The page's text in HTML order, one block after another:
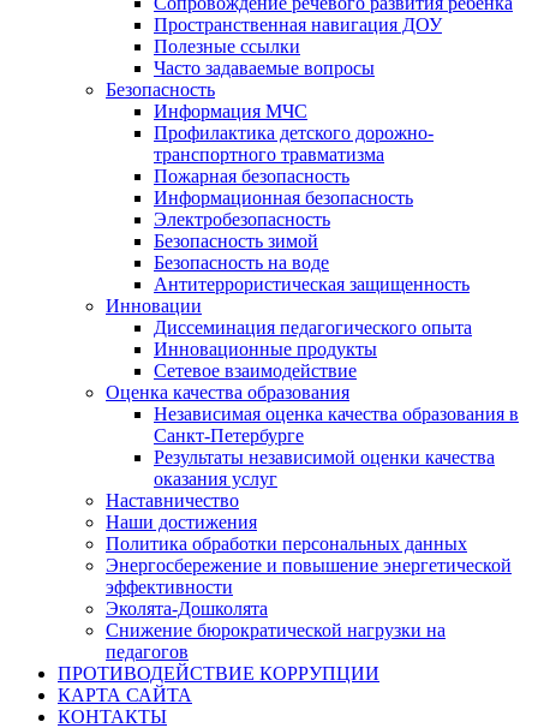
Пространственная навигация ДОУ
Полезные ссылки
Часто задаваемые вопросы
Безопасность
Информация МЧС
Профилактика детского дорожно-
транспортного травматизма
Пожарная безопасность
Информационная безопасность
Электробезопасность
Безопасность зимой
Безопасность на воде
Антитеррористическая защищенность
Инновации
Диссеминация педагогического опыта
Инновационные продукты
Сетевое взаимодействие
Оценка качества образования
Независимая оценка качества образования в
Санкт-Петербурге
Результаты независимой оценки качества
оказания услуг
Наставничество
Наши достижения
Политика обработки персональных данных
Энергосбережение и повышение энергетической
эффективности
Эколята-Дошколята
Снижение бюрократической нагрузки на
педагогов
ПРОТИВОДЕЙСТВИЕ КОРРУПЦИИ
КАРТА САЙТА
КОНТАКТЫ